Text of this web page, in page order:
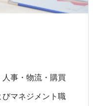
事・物流・購買
マネジメント職